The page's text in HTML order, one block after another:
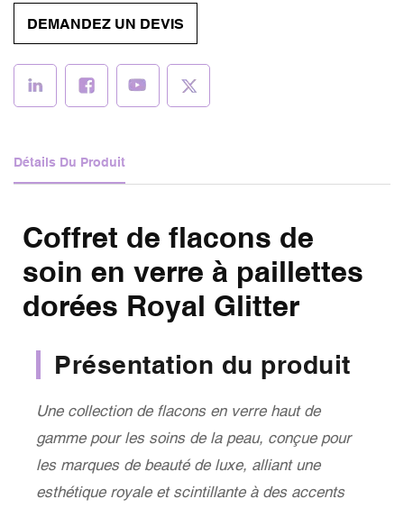
DEMANDEZ UN DEVIS
DÈS MAINTENANT
Détails Du Produit
Coffret de flacons de
soin en verre à paillettes
dorées Royal Glitter
Présentation du produit
Une collection de flacons en verre haut de
gamme pour les soins de la peau, conçue pour
les marques de beauté de luxe, alliant une
esthétique royale et scintillante à des accents